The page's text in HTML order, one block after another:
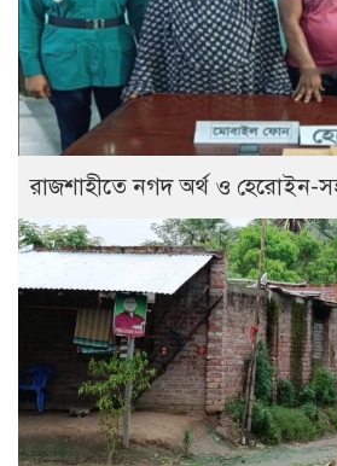
রাজশাহীতে নগদ অর্থ ও হেরোইন-সহ